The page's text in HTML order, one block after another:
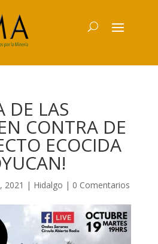
DE LAS
CONTRA DE
ECOCIDA
2021 | Hidalgo | 0 Comentarios